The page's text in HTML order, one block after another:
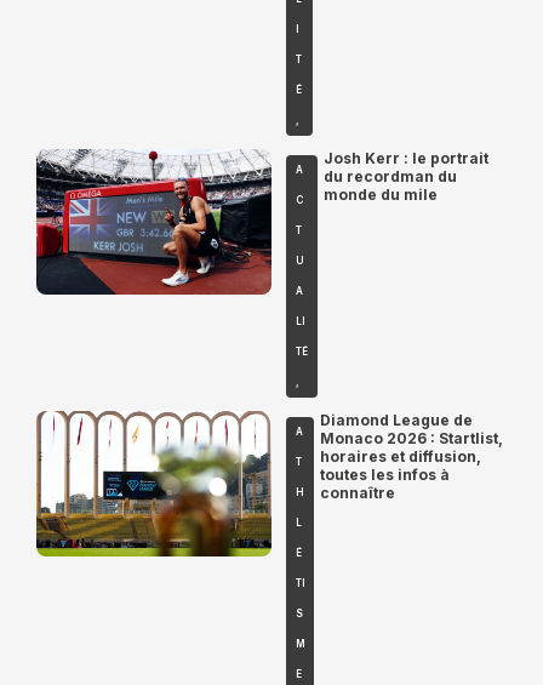
T
É
A
C
T
U
A
TÉ
Josh Kerr : le portrait
du recordman du
monde du mile
A
T
H
É
TI
S
M
E
Diamond League de
Monaco 2026 : Startlist,
horaires et diffusion,
toutes les infos à
connaître